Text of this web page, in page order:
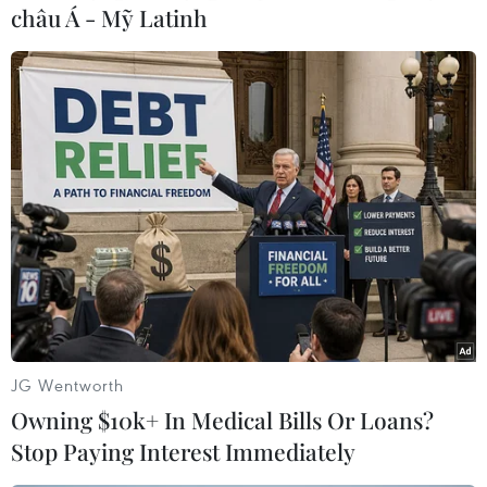
#Rie Vejs Kjeldgaard #ILO #Lao động
#Công đoàn
Việt Nam
Theo dõi VietnamPlus
TIN CÙNG CHUYÊN MỤC
châu Á - Mỹ Latinh
JG Wentworth
Owning $10k+ In Medical Bills Or Loans?
Stop Paying Interest Immediately